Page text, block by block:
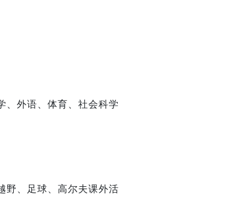
、外语、体育、社会科学
野、足球、高尔夫课外活